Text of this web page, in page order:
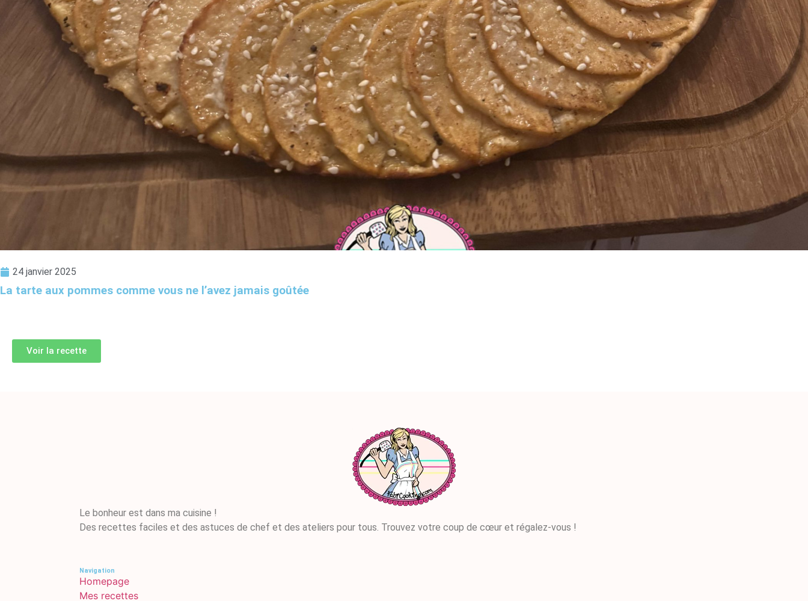
24 janvier 2025
La tarte aux pommes comme vous ne l’avez jamais goûtée
Voir la recette
Le bonheur est dans ma cuisine !
Des recettes faciles et des astuces de chef et des ateliers pour tous. Trouvez votre coup de cœur et régalez-vous !
Navigation
Homepage
Mes recettes